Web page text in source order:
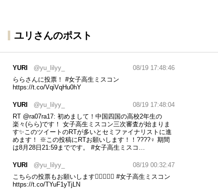
ユリさんのポスト
YURI @yu_lilyy_
08/19 17:48:46
ららさんに投票！ #女子高生ミスコン
https://t.co/VqiVqHu0hY
YURI @yu_lilyy_
08/19 17:48:04
RT @ra07ra17: 初めまして！中国四国の高校2年生の
楽々(らら)です！ 女子高生ミスコン三次審査が始まりま
す✨このツイートのRTが多いとセミファイナリストに進
めます！ ※この投稿にRTお願いします！！????‍♀️ 期間
は8月28日21:59までです。 #女子高生ミスコ…
YURI @yu_lilyy_
08/19 00:32:47
こちらの投票もお願いします🙇‍♀️✨✨✨ #女子高生ミスコン
https://t.co/TYuF1yTjLN